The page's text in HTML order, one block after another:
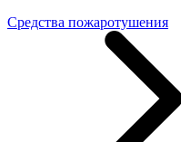
Средства пожаротушения